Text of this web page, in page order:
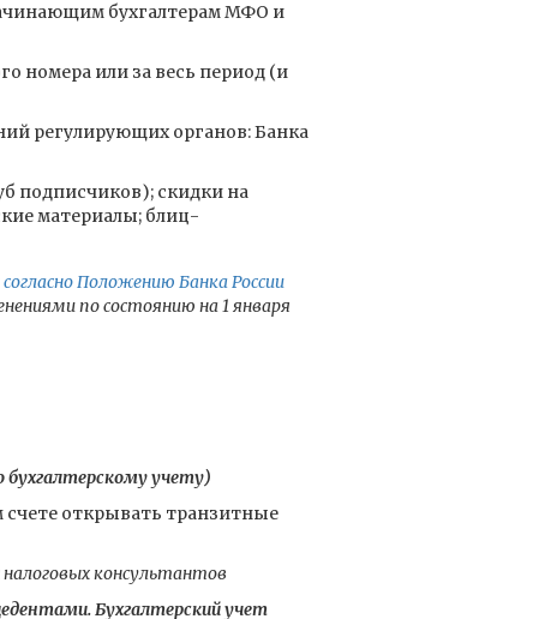
бухгалтерам МФО и
номера или за весь период (и
регулирующих органов: Банка
подписчиков); скидки на
материалы; блиц-
Положению Банка России
по состоянию на 1 января
бухгалтерскому учету)
счете открывать транзитные
консультантов
Бухгалтерский учет